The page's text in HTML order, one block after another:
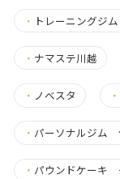
・ トレーニングジ
・ ナマステ川越
・ ノベスタ ・
・ パーソナルジム
・ パウンドケーキ